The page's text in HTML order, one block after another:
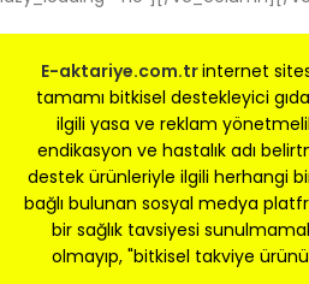
E-aktariye.com.trinternet
tamamı bitkisel destekleyici
ilgili yasa ve reklam
endikasyon ve hastalık adı
destek ürünleriyle ilgili herhangi
bağlı bulunan sosyal medya
bir sağlık tavsiyesi
olmayıp, "bitkisel takviye